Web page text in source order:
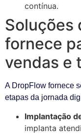
contínua.
Soluções
fornece
vendas e
A DropFlow fornece
etapas da jornada
Implantação
implanta